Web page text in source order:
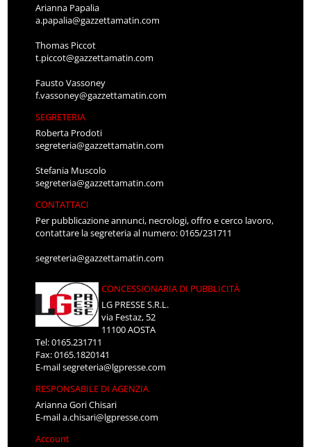
Arianna Papalia
a.papalia@gazzettamatin.com
Thomas Piccot
t.piccot@gazzettamatin.com
Fausto Vassoney
f.vassoney@gazzettamatin.com
SEGRETERIA
Roberta Prodoti
segreteria@gazzettamatin.com
Stefania Muscolo
segreteria@gazzettamatin.com
CONTATTACI
Per pubblicazione annunci, necrologi, offro e cerco lavoro,
contattare la segreteria al numero: 0165/231711
segreteria@gazzettamatin.com
CONCESSIONARIA DI PUBBLICITÀ
LG PRESSE S.R.L.
via Festaz, 52
11100 AOSTA
Tel: 0165.231711
Fax: 0165.1820141
E-mailsegreteria@lgpresse.com
RESPONSABILE DI AGENZIA
Arianna Gori Chisari
E-maila.chisari@lgpresse.com
Account